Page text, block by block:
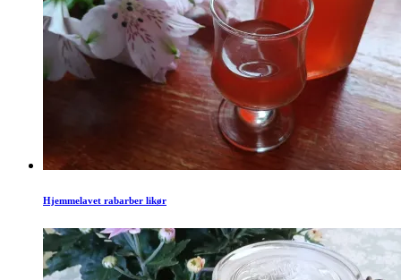
Hjemmelavet rabarber likør